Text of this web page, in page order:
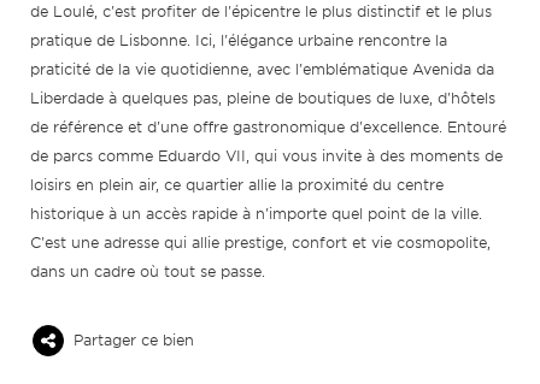
de Loulé, c'est profiter de l'épicentre le plus distinctif et le plus
pratique de Lisbonne. Ici, l'élégance urbaine rencontre la
praticité de la vie quotidienne, avec l'emblématique Avenida da
Liberdade à quelques pas, pleine de boutiques de luxe, d'hôtels
de référence et d'une offre gastronomique d'excellence. Entouré
de parcs comme Eduardo VII, qui vous invite à des moments de
loisirs en plein air, ce quartier allie la proximité du centre
historique à un accès rapide à n'importe quel point de la ville.
C'est une adresse qui allie prestige, confort et vie cosmopolite,
dans un cadre où tout se passe.
Partager ce bien